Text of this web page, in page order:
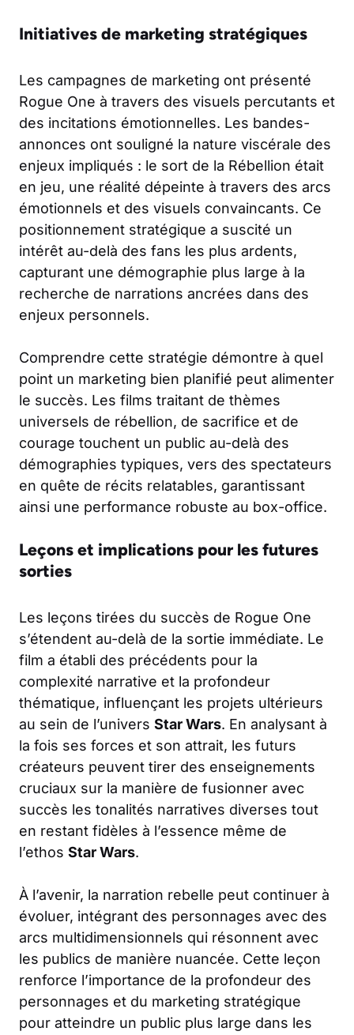
Initiatives de marketing stratégiques
Les campagnes de marketing ont présenté
Rogue One à travers des visuels percutants et
des incitations émotionnelles. Les bandes-
annonces ont souligné la nature viscérale des
enjeux impliqués : le sort de la Rébellion était
en jeu, une réalité dépeinte à travers des arcs
émotionnels et des visuels convaincants. Ce
positionnement stratégique a suscité un
intérêt au-delà des fans les plus ardents,
capturant une démographie plus large à la
recherche de narrations ancrées dans des
enjeux personnels.
Comprendre cette stratégie démontre à quel
point un marketing bien planifié peut alimenter
le succès. Les films traitant de thèmes
universels de rébellion, de sacrifice et de
courage touchent un public au-delà des
démographies typiques, vers des spectateurs
en quête de récits relatables, garantissant
ainsi une performance robuste au box-office.
Leçons et implications pour les futures
sorties
Les leçons tirées du succès de Rogue One
s’étendent au-delà de la sortie immédiate. Le
film a établi des précédents pour la
complexité narrative et la profondeur
thématique, influençant les projets ultérieurs
au sein de l’univers Star Wars. En analysant à
la fois ses forces et son attrait, les futurs
créateurs peuvent tirer des enseignements
cruciaux sur la manière de fusionner avec
succès les tonalités narratives diverses tout
en restant fidèles à l’essence même de
l’ethos Star Wars.
À l’avenir, la narration rebelle peut continuer à
évoluer, intégrant des personnages avec des
arcs multidimensionnels qui résonnent avec
les publics de manière nuancée. Cette leçon
renforce l’importance de la profondeur des
personnages et du marketing stratégique
pour atteindre un public plus large dans les